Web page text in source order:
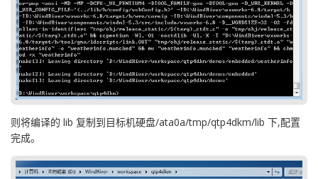
则将编译的 lib 复制到目标机硬盘/ata0a/tmp/qtp4dkm/lib 下,配置
完成。